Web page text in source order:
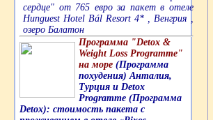
сердце" от 765 евро за пакет в отеле
Hunguest Hotel Bál Resort 4* , Венгрия ,
озеро Балатон
Программа "Detox &
Weight Loss Programme"
на море (Программа
похудения) Анталия,
Турция и Detox
Programme (Программа
Detox): стоимость пакета с